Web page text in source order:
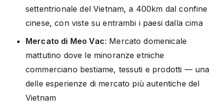
settentrionale del Vietnam, a 400km dal confine
cinese, con viste su entrambi i paesi dalla cima
Mercato di Meo Vac: Mercato domenicale
mattutino dove le minoranze etniche
commerciano bestiame, tessuti e prodotti — una
delle esperienze di mercato più autentiche del
Vietnam